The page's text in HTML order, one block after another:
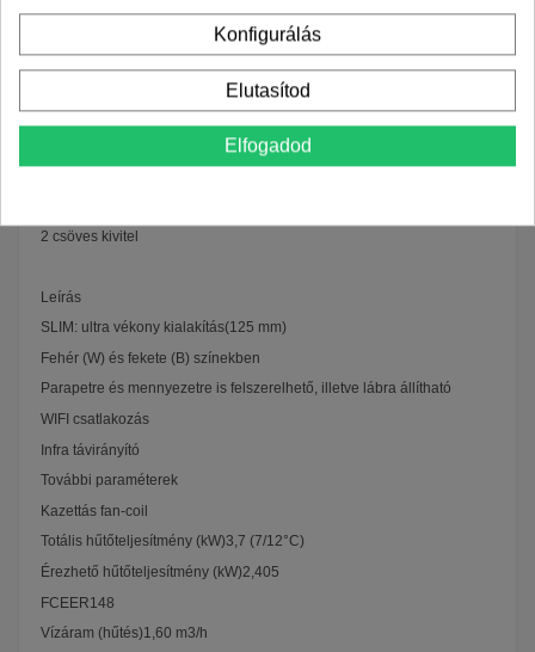
Parapet/mennyezeti fan-coil
Letisztult megjelenés
Rugalmas telepítés – falra és mennyezetre egyaránt
2 csöves kivitel
Leírás
SLIM: ultra vékony kialakítás(125 mm)
Fehér (W) és fekete (B) színekben
Parapetre és mennyezetre is felszerelhető, illetve lábra állítható
WIFI csatlakozás
Infra távirányító
További paraméterek
Kazettás fan-coil
Totális hűtőteljesítmény (kW)3,7 (7/12°C)
Érezhető hűtőteljesítmény (kW)2,405
FCEER148
Vízáram (hűtés)1,60 m3/h
Konfigurálás
Elutasítod
Elfogadod